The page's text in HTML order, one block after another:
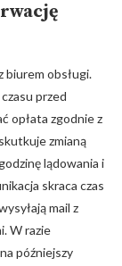
biurem obsługi.
przed
opłata zgodnie z
zmianą
lądowania i
skraca czas
mail z
W razie
późniejszy